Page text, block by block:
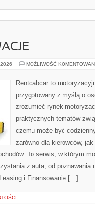
MOŻLIWOŚĆ
Rentdabcar to
przygotowany z myślą o
zrozumieć rynek
praktycznych tematów
czemu może być
zarówno dla kierowców,
To serwis, w którym
z auta, od poznawania
i Finansowanie […]